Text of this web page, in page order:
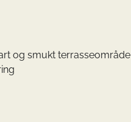
og smukt terrasseområde